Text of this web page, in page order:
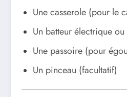
Une casserole (pour le
Un batteur électrique
Une passoire (pour
Un pinceau (facultatif)